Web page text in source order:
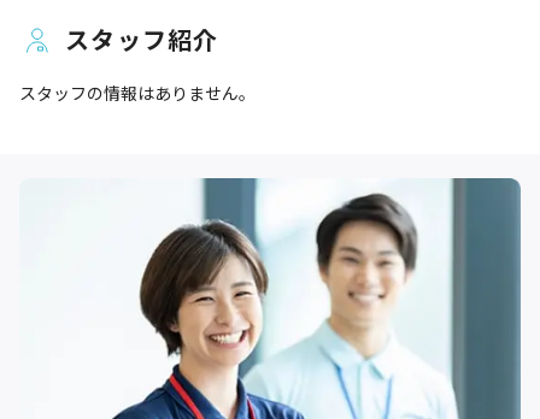
スタッフ紹介
スタッフの情報はありません。